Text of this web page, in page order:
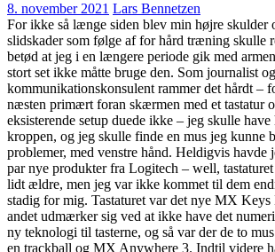
8. november 2021 Lars Bennetzen
For ikke så længe siden blev min højre skulder
slidskader som følge af for hård træning skulle
betød at jeg i en længere periode gik med
stort set ikke måtte bruge den. Som journalist og
kommunikationskonsulent rammer det hårdt –
næsten primært foran skærmen med et tastatur
eksisterende setup duede ikke – jeg skulle
kroppen, og jeg skulle finde en mus jeg kunne
problemer, med venstre hånd. Heldigvis havde
par nye produkter fra Logitech – well,
lidt ældre, men jeg var ikke kommet til dem
stadig for mig. Tastaturet var det nye MX
andet udmærker sig ved at ikke have det
ny teknologi til tasterne, og så var der de to
en trackball og MX Anywhere 3. Indtil videre